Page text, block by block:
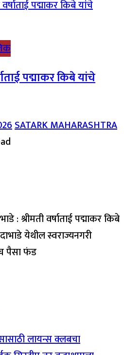
पद्माकर किबे यांचे
SATARK MAHARASHTRA
: श्रीमती वर्षाताई पद्माकर किबे
येथील स्वराज्यनगरी
पैसा फंड